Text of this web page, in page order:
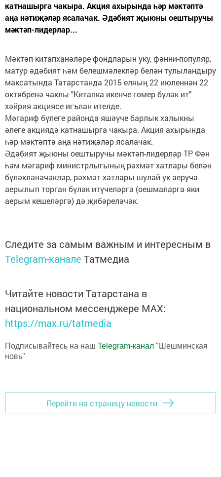
катнашырга чакыра. Акция ахырында һәр мәктәптә
аңа нәтиҗәләр ясалачак. Әдәбият җыюны оештыручы
мәктәп-лидерлар...
Мәктәп китапханәләре фондларын уку, фәнни-популяр,
матур әдәбият һәм белешмәлекләр белән тулыландыру
максатында Татарстанда 2015 елның 22 июленнән 22
октябренә чаклы "Китапка икенче гомер бүләк ит"
хәйрия акциясе игълан ителде.
Мәгариф бүлеге районда яшәүче барлык халыкны
әлеге акциядә катнашырга чакыра. Акция ахырында
һәр мәктәптә аңа нәтиҗәләр ясалачак.
Әдәбият җыюны оештыручы мәктәп-лидерлар ТР Фән
һәм мәгариф министрлыгының рәхмәт хатлары белән
бүләкләнәчәкләр, рәхмәт хатлары шулай ук аеруча
аерылып торган бүләк итүчеләргә (оешмаларга яки
аерым кешеләргә) дә җибәреләчәк.
Следите за самым важным и интересным в
Telegram-канале Татмедиа
Читайте новости Татарстана в
национальном мессенджере MАХ:
https://max.ru/tatmedia
Подписывайтесь на наш Telegram-канал "Шешминская
новь"
Перейти на страницу новости